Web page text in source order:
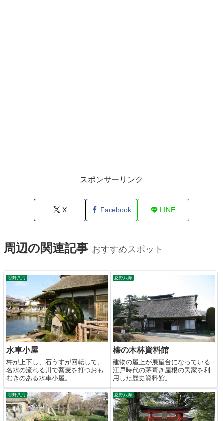
スポンサーリンク
X Facebook LINE
周辺の関連記事 おすすめスポット
忍野八海
水車小屋
杵が上下し、石うすが回転して、
名水の流れる川で蕎麦を打つおも
むきのある水車小屋。
忍野八海
榛の木林資料館
建物の屋上が展望台になっている
江戸時代の茅葺き屋根の民家を利
用した歴史資料館。
忍野八海 忍野八海